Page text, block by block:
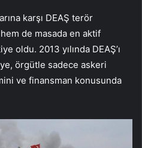
karşı DEAŞ terör
de masada en aktif
oldu. 2013 yılında DEAŞ’ı
örgütle sadece askeri
ve finansman konusunda